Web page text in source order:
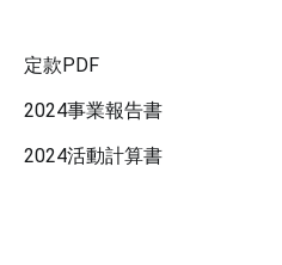
定款PDF
2024事業報告書
2024活動計算書